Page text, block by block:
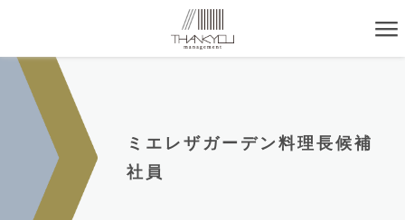
ミエレザガーデン料理長候補
社員